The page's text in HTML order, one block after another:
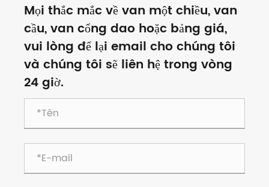
Mọi thắc mắc về van một chiều, van
cầu, van cổng dao hoặc bảng giá,
vui lòng để lại email cho chúng tôi
và chúng tôi sẽ liên hệ trong vòng
24 giờ.